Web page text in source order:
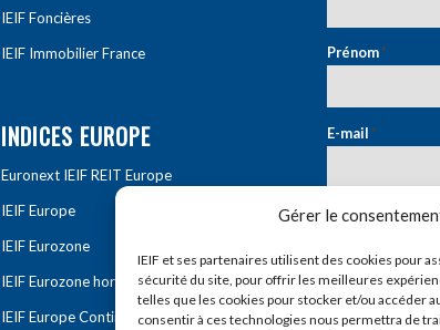
Gérer le
IEIF et ses partenaires utilisent des cookies pour
sécurité du site, pour offrir les meilleures
telles que les cookies pour stocker et/ou accéder
consentir à ces technologies nous permettra de
IEIF Foncières
IEIF Immobilier France
INDICES EUROPE
Euronext IEIF REIT Europe
IEIF Europe
IEIF Eurozone
IEIF Eurozone hors France
IEIF Europe Continentale
Prénom*
E-mail*